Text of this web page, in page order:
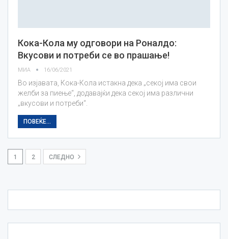
Кока-Кола му одговори на Роналдо:
Вкусови и потреби се во прашање!
МИА 16/06/2021
Во изјавата, Кока-Кола истакна дека „секој има свои
желби за пиење“, додавајќи дека секој има различни
„вкусови и потреби“.
ПОВЕЌЕ...
1 2 СЛЕДНО